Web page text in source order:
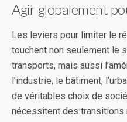
Agir globalement
Les leviers pour limiter le
touchent non seulement le
transports, mais aussi
l’industrie, le bâtiment,
de véritables choix de
nécessitent des transitions